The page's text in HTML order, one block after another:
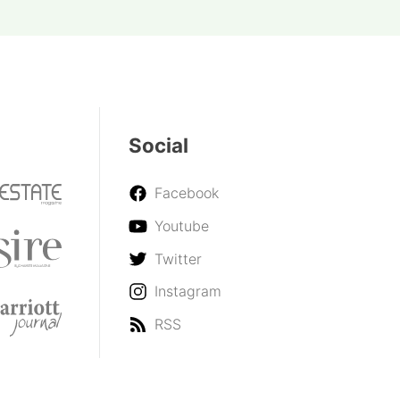
Social
Facebook
Youtube
Twitter
Instagram
RSS